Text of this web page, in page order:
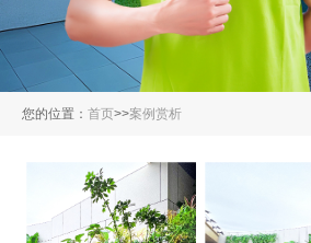
您的位置： 首页>>案例赏析